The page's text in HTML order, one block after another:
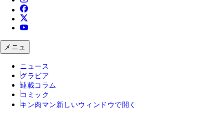
メニュ
ニュース
グラビア
連載コラム
コミック
キン肉マン 新しいウィンドウで開く